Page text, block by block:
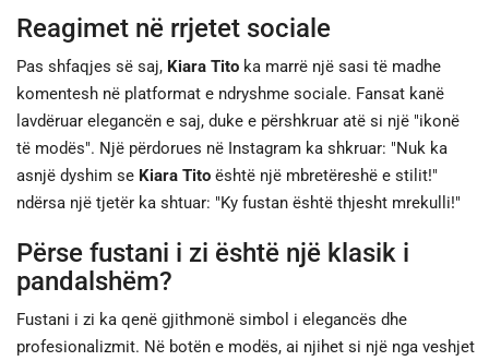
Reagimet në rrjetet sociale
Pas shfaqjes së saj, Kiara Tito ka marrë një sasi të madhe
komentesh në platformat e ndryshme sociale. Fansat kanë
lavdëruar elegancën e saj, duke e përshkruar atë si një "ikonë
të modës". Një përdorues në Instagram ka shkruar: "Nuk ka
asnjë dyshim se Kiara Tito është një mbretëreshë e stilit!"
ndërsa një tjetër ka shtuar: "Ky fustan është thjesht mrekulli!"
Përse fustani i zi është një klasik i
pandalshëm?
Fustani i zi ka qenë gjithmonë simbol i elegancës dhe
profesionalizmit. Në botën e modës, ai njihet si një nga veshjet